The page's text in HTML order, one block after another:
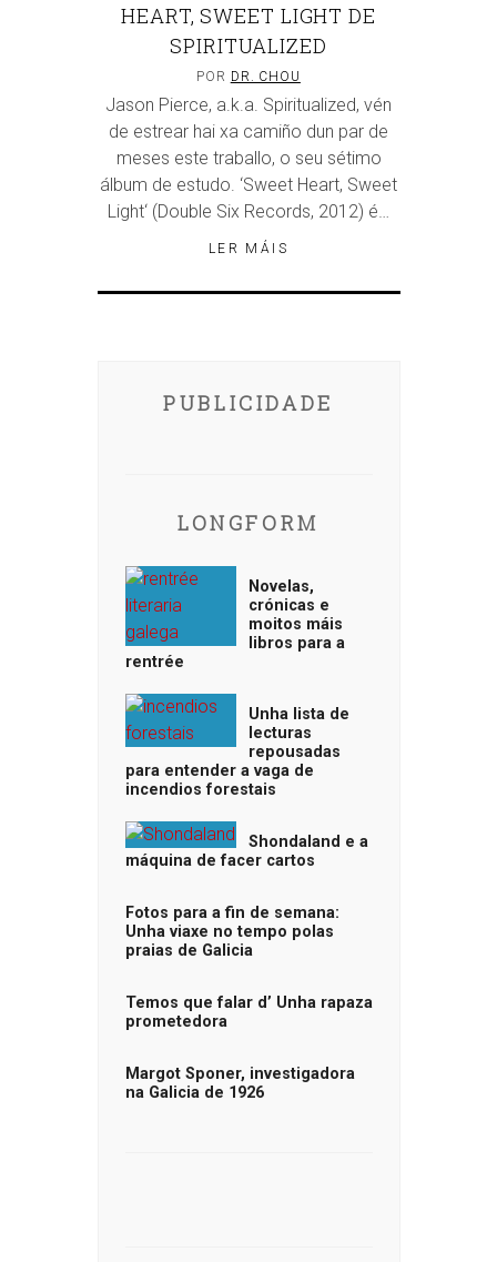
HEART, SWEET LIGHT DE
SPIRITUALIZED
POR DR. CHOU
Jason Pierce, a.k.a. Spiritualized, vén
de estrear hai xa camiño dun par de
meses este traballo, o seu sétimo
álbum de estudo. ‘Sweet Heart, Sweet
Light‘ (Double Six Records, 2012) é…
LER MÁIS
PUBLICIDADE
LONGFORM
Novelas,
crónicas e
moitos máis
libros para a
rentrée
Unha lista de
lecturas
repousadas
para entender a vaga de
incendios forestais
Shondaland e a
máquina de facer cartos
Fotos para a fin de semana:
Unha viaxe no tempo polas
praias de Galicia
Temos que falar d’ Unha rapaza
prometedora
Margot Sponer, investigadora
na Galicia de 1926